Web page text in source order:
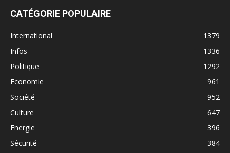
CATÉGORIE POPULAIRE
International
1379
Infos
1336
Politique
1292
Economie
961
Société
952
Culture
647
Energie
396
Sécurité
384